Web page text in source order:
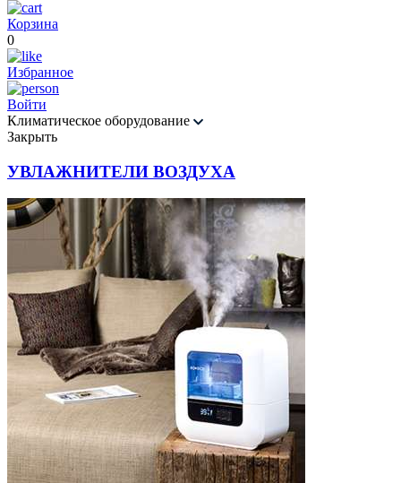
Корзина
0
Избранное
Войти
Климатическое оборудование
Закрыть
УВЛАЖНИТЕЛИ ВОЗДУХА